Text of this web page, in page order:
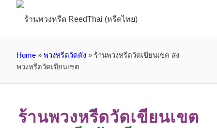
Home» พวงหรีดวัดดัง» ร้านพวงหรีดวัดเขียนเขต ส่ง
พวงหรีดวัดเขียนเขต
ร้านพวงหรีดวัดเขียนเขต